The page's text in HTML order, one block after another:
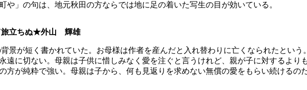
や」の句は、地元秋田の方ならでは地に足の着いた写生の目が効いている。
旅立ちぬ★外山 輝雄
景が短く書かれていた。お母様は作者を産んだと入れ替わりに亡くなられたという
遠に切ない。母親は子供に惜しみなく愛を注ぐと言うけれど、親が子に対するより
方が純粋で強い。母親は子から、何も見返りを求めない無償の愛をもらい続けるのだ